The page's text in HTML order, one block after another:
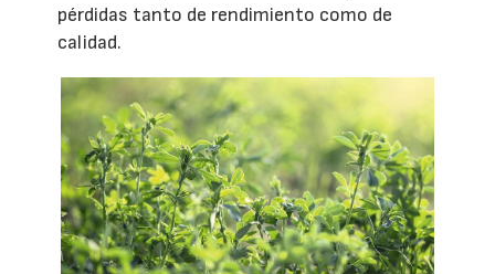
pérdidas tanto de rendimiento como de
calidad.